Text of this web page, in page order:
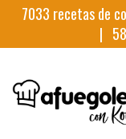
7033 recetas de
|